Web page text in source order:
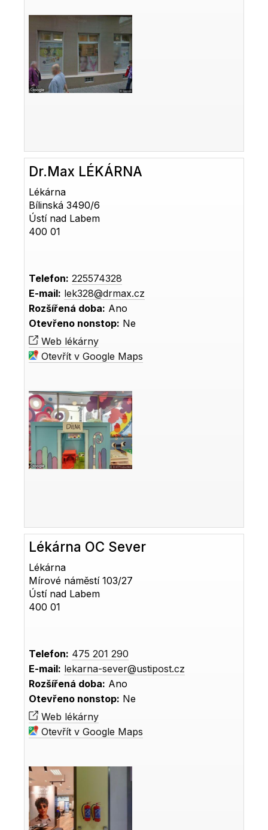
Dr.Max LÉKÁRNA
Lékárna
Bílinská 3490/6
Ústí nad Labem
400 01
Telefon: 225574328
E-mail: lek328@drmax.cz
Rozšířená doba: Ano
Otevřeno nonstop: Ne
Web lékárny
Otevřít v Google Maps
Lékárna OC Sever
Lékárna
Mírové náměstí 103/27
Ústí nad Labem
400 01
Telefon: 475 201 290
E-mail: lekarna-sever@ustipost.cz
Rozšířená doba: Ano
Otevřeno nonstop: Ne
Web lékárny
Otevřít v Google Maps